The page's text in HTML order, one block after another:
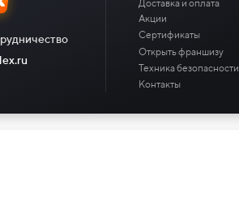
Техника безопасности
Доставка и оплата
Акции
Сертификаты
Открыть франшизу
Контакты